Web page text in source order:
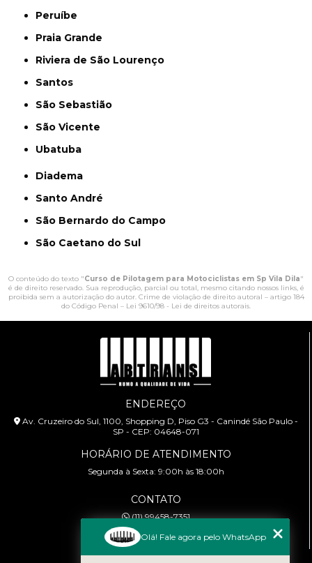
Peruíbe
Praia Grande
Riviera de São Lourenço
Santos
São Sebastião
São Vicente
Ubatuba
Diadema
Santo André
São Bernardo do Campo
São Caetano do Sul
O conteúdo do texto "Curso de Pilotagem para Motociclistas em Sp Vila Dila"
é de direito reservado. Sua reprodução, parcial ou total, mesmo citando nossos links, é
proibida sem a autorização do autor. Crime de violação de direito autoral – artigo 184
do Código Penal – Lei 9610/98 - Lei de direitos autorais.
ENDEREÇO
Av. Cruzeiro do Sul, 1100, Shopping D, Piso G3 - Canindé São Paulo -
SP - CEP: 04648-071
HORÁRIO DE ATENDIMENTO
Segunda à Sexta: 9:00h às 18:00h
CONTATO
(11) 99458-7351
cursoabtrans@gmail.com
Olá! Fale agora pelo WhatsApp